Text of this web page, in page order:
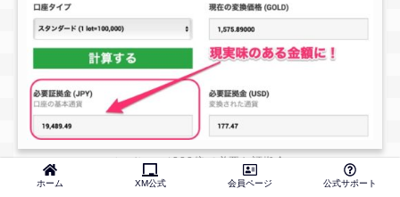
レバレッジ888倍で必要な証拠金
ホーム XM公式 会員ページ 公式サポート